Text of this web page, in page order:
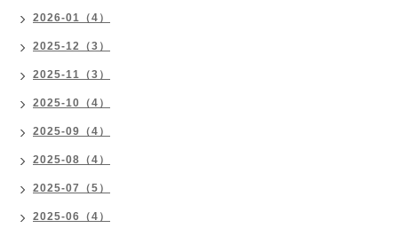
2026-01（4）
2025-12（3）
2025-11（3）
2025-10（4）
2025-09（4）
2025-08（4）
2025-07（5）
2025-06（4）